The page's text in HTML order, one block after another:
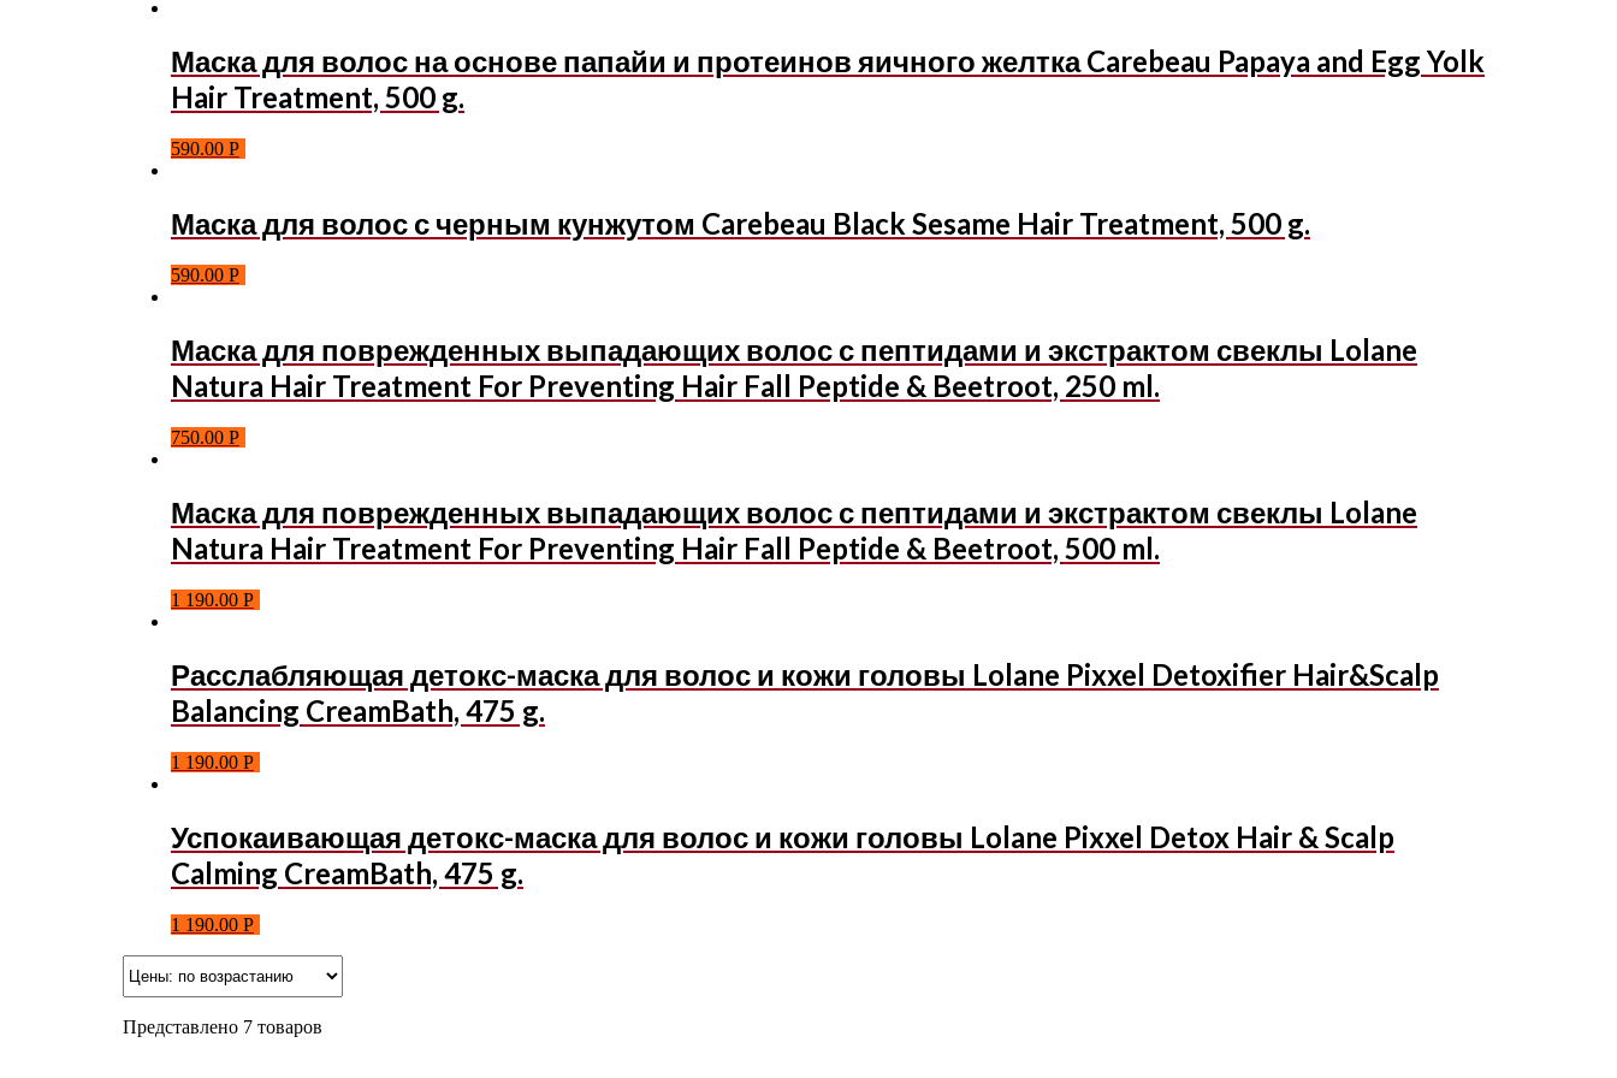
Маска для волос на основе папайи и протеинов яичного желтка Carebeau Papaya and Egg Yolk
Hair Treatment, 500 g.
590.00 Р
Маска для волос с черным кунжутом Carebeau Black Sesame Hair Treatment, 500 g.
590.00 Р
Маска для поврежденных выпадающих волос с пептидами и экстрактом свеклы Lolane
Natura Hair Treatment For Preventing Hair Fall Peptide & Beetroot, 250 ml.
750.00 Р
Маска для поврежденных выпадающих волос с пептидами и экстрактом свеклы Lolane
Natura Hair Treatment For Preventing Hair Fall Peptide & Beetroot, 500 ml.
1 190.00 Р
Расслабляющая детокс-маска для волос и кожи головы Lolane Pixxel Detoxifier Hair&Scalp
Balancing CreamBath, 475 g.
1 190.00 Р
Успокаивающая детокс-маска для волос и кожи головы Lolane Pixxel Detox Hair & Scalp
Calming CreamBath, 475 g.
1 190.00 Р
Представлено 7 товаров